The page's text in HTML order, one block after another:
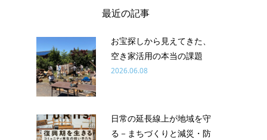
最近の記事
お宝探しから見えてきた、
空き家活用の本当の課題
2026.06.08
日常の延長線上が地域を守
る－まちづくりと減災・防